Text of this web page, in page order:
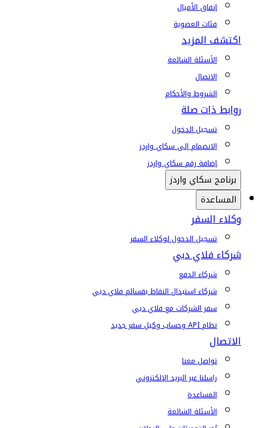
إنفاق الأميال
فئات العضوية
اكتشف المزيد
الأسئلة الشائعة
الاتصال
الشروط والأحكام
روابط ذات صلة
تسجيل الدخول
الانضمام إلى سكاي واردز
إضافة رقم سكاي واردز
برنامج سكاي واردز
المساعدة
وكلاء السفر
تسجيل الدخول لوكلاء السفر
شركاء فلاي دبي
شركاء الدفع
شركاء استبدال النقاط بقسائم فلاي دبي
سفر الشركات مع فلاي دبي
نظام API وحساب وكيل سفر جديد
الاتصال
تواصل معنا
راسلنا عبر البريد الإلكتروني
المساعدة
الأسئلة الشائعة